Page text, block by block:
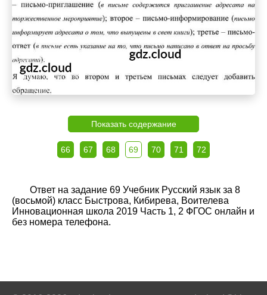
Показать содержание
66 67 68 69 70 71 72
Ответ на задание 69 Учебник Русский язык за 8
(восьмой) класс Быстрова, Кибирева, Воителева
Инновационная школа 2019 Часть 1, 2 ФГОС онлайн и
без номера телефона.